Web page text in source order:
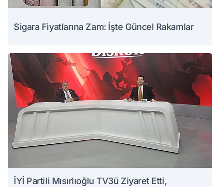
Sigara Fiyatlarına Zam: İşte Güncel Rakamlar
İYİ Partili Mısırlıoğlu TV3ü Ziyaret Etti,